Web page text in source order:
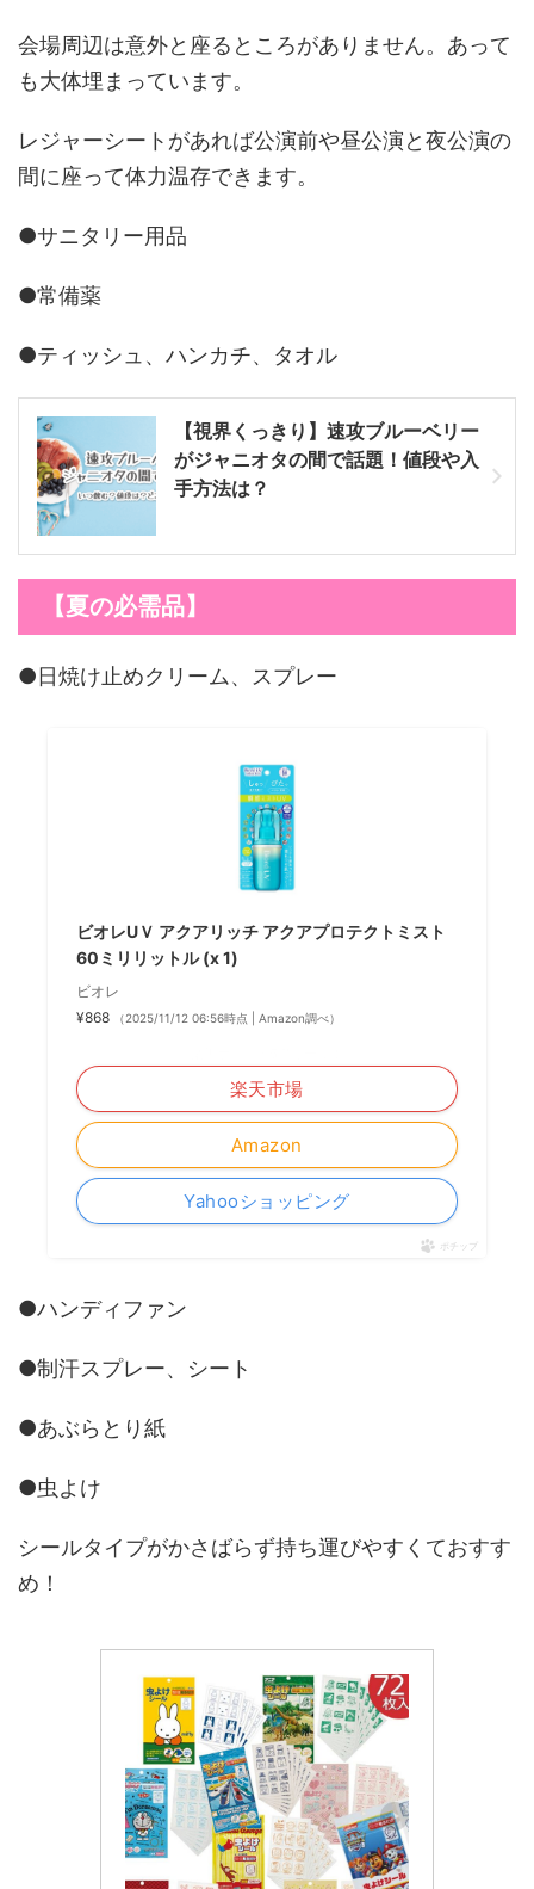
会場周辺は意外と座るところがありません。あって
も大体埋まっています。
レジャーシートがあれば公演前や昼公演と夜公演の
間に座って体力温存できます。
●サニタリー用品
●常備薬
●ティッシュ、ハンカチ、タオル
【視界くっきり】速攻ブルーベリー
がジャニオタの間で話題！値段や入
手方法は？
【夏の必需品】
●日焼け止めクリーム、スプレー
ビオレUＶ アクアリッチ アクアプロテクトミスト
60ミリリットル (x 1)
ビオレ
¥868
（2025/11/12 06:56時点 | Amazon調べ）
Amazon
楽天市場
Yahooショッピング
ポチップ
●ハンディファン
●制汗スプレー、シート
●あぶらとり紙
●虫よけ
シールタイプがかさばらず持ち運びやすくておすす
め！